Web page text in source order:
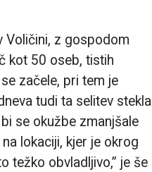
Voličini, z gospodom
kot 50 oseb, tistih
začele, pri tem je
tudi ta selitev stekla
se okužbe zmanjšale
lokaciji, kjer je okrog
težko obvladljivo,” je še